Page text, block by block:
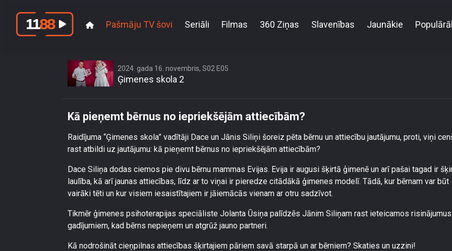
Pašmāju TV šovi Seriāli Filmas 360 Ziņas Slavenības Jaunākie
2024. gada 16. novembris, S02 E05
Ģimenes skola 2
Kā pieņemt bērnus no iepriekšējām attiecībām?
Raidījuma “Ģimenes skola” vadītāji Dace un Jānis Siliņi šoreiz pēta bērnu un attiecību jautājumu, proti, viņi
rast atbildi uz jautājumu: kā pieņemt bērnus no iepriekšējām attiecībām?
Dace Siliņa dodas ciemos pie divu bērnu mammas Evijas. Evija ir augusi šķirtā ģimenē un arī pašai tagad ir
laulība, kā arī jaunas attiecības, līdz ar to viņai ir pieredze citādākā ģimenes modelī. Tādā, kur bērnam var būt
vairāki tēti un kur visiem iesaistītajiem ir jāiemācās vienam ar otru sadzīvot.
Tikmēr ģimenes psihoterapijas speciāliste Jolanta Ūsiņa palīdzēs Jānim Siliņam rast ieteicamos risinājumus
gadījumiem, kad bērns nepieņem un atgrūž jauno partneri.
Kā nodrošināt cieņpilnas attiecības šķirtajiem pāriem savā starpā un ar bērniem? Skaties un uzzini!